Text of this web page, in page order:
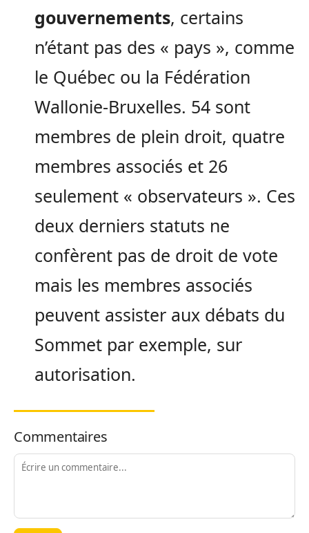
gouvernements, certains
n’étant pas des « pays », comme
le Québec ou la Fédération
Wallonie-Bruxelles. 54 sont
membres de plein droit, quatre
membres associés et 26
seulement « observateurs ». Ces
deux derniers statuts ne
confèrent pas de droit de vote
mais les membres associés
peuvent assister aux débats du
Sommet par exemple, sur
autorisation.
Commentaires